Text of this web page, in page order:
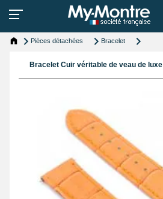
Pièces détachées Bracelet
Bracelet Cuir véritable de veau de